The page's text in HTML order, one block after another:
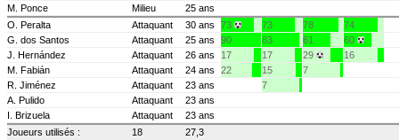
M. Ponce
Milieu
25 ans
O. Peralta
Attaquant 30 ans 73 73 78
74
G. dos Santos
Attaquant 25 ans 90 83 61
60
J. Hernández
Attaquant 26 ans 17 17 29
16
M. Fabián
Attaquant 24 ans 22 15
7
R. Jiménez
Attaquant 23 ans
7
A. Pulido
Attaquant
23 ans
I. Brizuela
Attaquant
23 ans
Joueurs utilisés :
18 27,3